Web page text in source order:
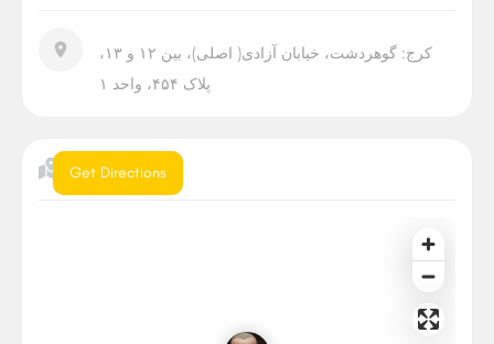
کرج: گوهردشت، خیابان آزادی( اصلی)، بین ۱۲ و ۱۳،
پلاک ۴۵۴، واحد ۱
موقعیت
Get Directions